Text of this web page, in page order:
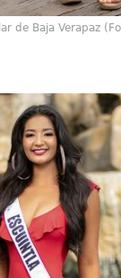
de Baja Verapaz